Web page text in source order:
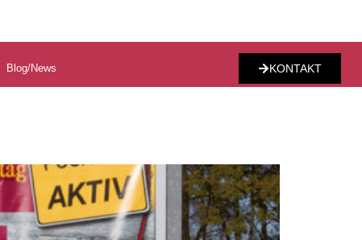
KONTAKT
Blog/News